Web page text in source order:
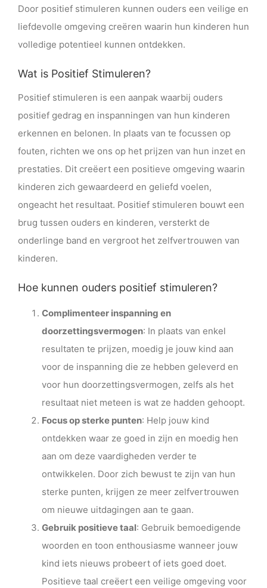
Door positief stimuleren kunnen ouders een veilige en
liefdevolle omgeving creëren waarin hun kinderen hun
volledige potentieel kunnen ontdekken.
Wat is Positief Stimuleren?
Positief stimuleren is een aanpak waarbij ouders
positief gedrag en inspanningen van hun kinderen
erkennen en belonen. In plaats van te focussen op
fouten, richten we ons op het prijzen van hun inzet en
prestaties. Dit creëert een positieve omgeving waarin
kinderen zich gewaardeerd en geliefd voelen,
ongeacht het resultaat. Positief stimuleren bouwt een
brug tussen ouders en kinderen, versterkt de
onderlinge band en vergroot het zelfvertrouwen van
kinderen.
Hoe kunnen ouders positief stimuleren?
Complimenteer inspanning en
doorzettingsvermogen: In plaats van enkel
resultaten te prijzen, moedig je jouw kind aan
voor de inspanning die ze hebben geleverd en
voor hun doorzettingsvermogen, zelfs als het
resultaat niet meteen is wat ze hadden gehoopt.
Focus op sterke punten: Help jouw kind
ontdekken waar ze goed in zijn en moedig hen
aan om deze vaardigheden verder te
ontwikkelen. Door zich bewust te zijn van hun
sterke punten, krijgen ze meer zelfvertrouwen
om nieuwe uitdagingen aan te gaan.
Gebruik positieve taal: Gebruik bemoedigende
woorden en toon enthousiasme wanneer jouw
kind iets nieuws probeert of iets goed doet.
Positieve taal creëert een veilige omgeving voor